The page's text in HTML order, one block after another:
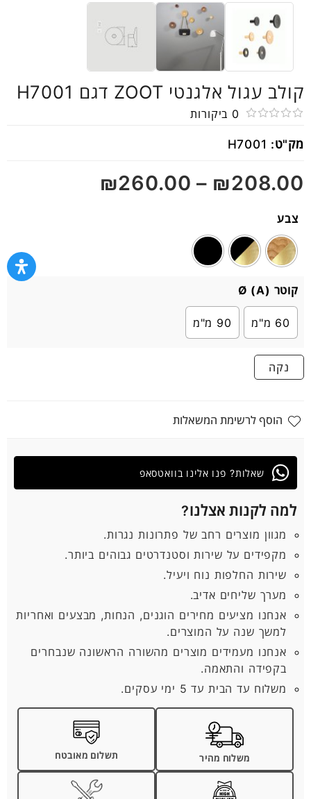
קולב עגול אלגנטי ZOOT דגם H7001
0
5
0 ביקורות
מק"ט: H7001
₪208.00
–
₪260.00
צבע
קוטר Ø (A)
60 מ"מ 90 מ"מ
נקה
הוסף לרשימת המשאלות
למה לקנות אצלנו?
מגוון מוצרים רחב של פתרונות נגרות.
מקפידים על שירות וסטנדרטים גבוהים ביותר.
שירות החלפות נוח ויעיל.
מערך שליחים אדיב.
אנחנו מציעים מחירים הוגנים, הנחות, מבצעים ואחריות
למשך שנה על המוצרים.
אנחנו מעמידים מוצרים מהשורה הראשונה שנבחרים
בקפידה והתאמה.
משלוח עד הבית עד 5 ימי עסקים.
משלוח מהיר תשלום מאובטח
שאלות? פנו אלינו בוואטסאפ